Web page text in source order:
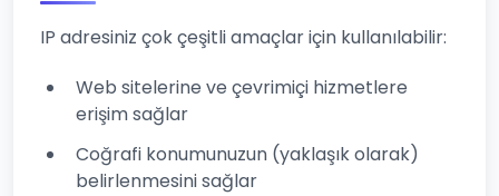
IP adresiniz çok çeşitli amaçlar için kullanılabilir:
Web sitelerine ve çevrimiçi hizmetlere
erişim sağlar
Coğrafi konumunuzun (yaklaşık olarak)
belirlenmesini sağlar